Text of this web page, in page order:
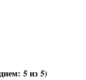
5из 5)